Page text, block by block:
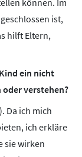
können. Im
ist,
hilft Eltern,
ein nicht
verstehen?
Da ich mich
ich erkläre
sie wirken